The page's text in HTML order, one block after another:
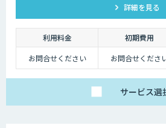
詳細を見る
利用料金 初期費用
お問合せください
お問合せくださ
サービス選